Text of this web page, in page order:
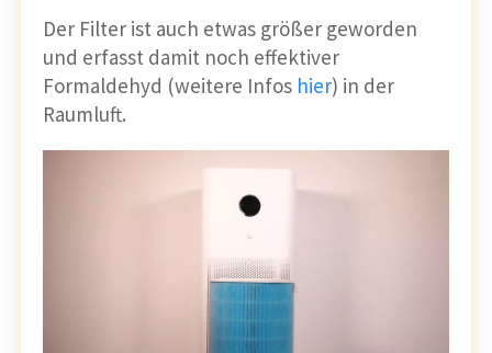
Der Filter ist auch etwas größer geworden
und erfasst damit noch effektiver
Formaldehyd (weitere Infos hier) in der
Raumluft.